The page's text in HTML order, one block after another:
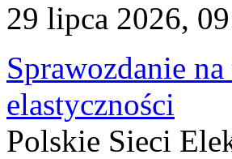
29 lipca 2026,
Sprawozdanie
elastyczności
Polskie Sieci